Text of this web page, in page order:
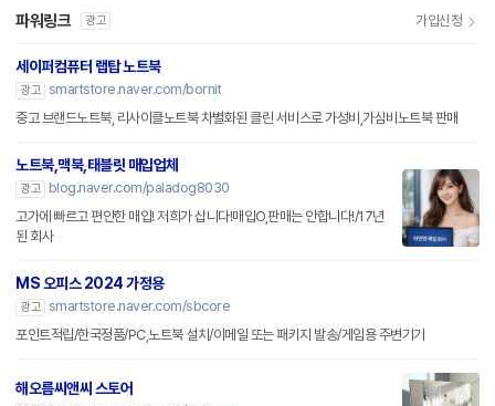
파워링크 광고 가입신청
세이퍼컴퓨터 랩탑 노트북
광고 smartstore.naver.com/bornit
중고 브랜드노트북, 리사이클노트북 차별화된 클린 서비스로 가성비,가심비노트북 판매
노트북,맥북,태블릿 매입업체
광고
blog.naver.com/paladog8030
고가에 빠르고 편안한 매입! 저희가 삽니다!매입O,판매는 안합니다!/17년
된 회사
MS 오피스 2024 가정용
광고 smartstore.naver.com/sbcore
포인트적립/한국정품/PC,노트북 설치/이메일 또는 패키지 발송/게임용 주변기기
해오름씨앤씨 스토어